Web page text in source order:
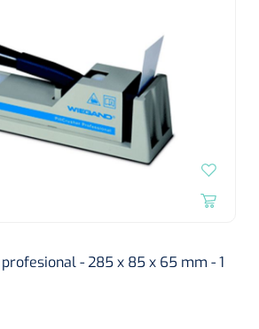
- 285 x 85 x 65 mm - 1